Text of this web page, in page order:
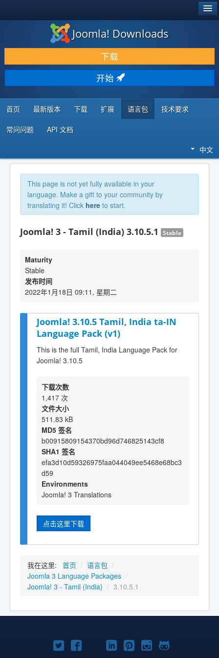
下载 & 扩展
发现 & 学习
社区 & 支持
开发者资源
Joomla! Downloads
下载
开始
首页 最新版本 下载 扩展 语言包 技术要求
常问问题 API 文档
中文
This page is not yet fully available in your
language. Make a gift to your community by
translating it! Click here to start.
Joomla! 3 - Tamil (India) 3.10.5.1 Stable
Maturity
Stable
发布时间
2022年1月18日 09:11, 星期二
Joomla! 3.10.5 Tamil, India ta-IN
Language Pack (v1)
This is the full Tamil, India Language Pack for
Joomla! 3.10.5
下载次数
1,417 次
文件大小
511.83 kB
MD5 签名
b00915809154370bd96d746825143cf8
SHA1 签名
efa3d10d59326975faa044049ee5468e68bc3
d59
Environments
Joomla! 3 Translations
点击这里下载
我在这里: 首页 / 语言包 /
Joomla 3 Language Packages /
Joomla! 3 - Tamil (India) / 3.10.5.1
TwitterFacebookYouTube
LinkedIn
Pinterest
Instagram
GitHub